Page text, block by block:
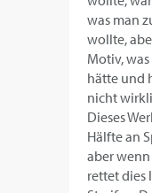
was man
wollte,
Motiv,
hätte und
nicht
Dieses
Hälfte an
aber wenn
rettet dies